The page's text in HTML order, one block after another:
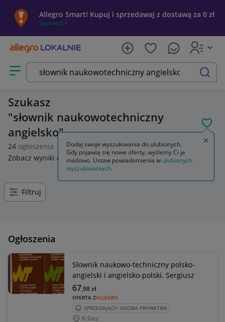
Allegro Smart! Kupuj i sprzedawaj z dostawą za 0 zł
Sprawdź »
Otwórz menu z kategoriami
szukaj
Szukasz
słownik naukowotechniczny
angielsko
24 ogłoszenia
Zobacz wyniki dlasłownik naukowo techniczny angielsko
Filtruj
Ogłoszenia
Słownik naukowo-techniczny polsko-
angielski i angielsko-polski. Sergiusz
OFERTA ZALLEGRO
67,98zł
SPRZEDAJĄCY: OSOBA PRYWATNA
N.sacz
Dodaj swoje wyszukiwania do ulubionych.
Gdy pojawią się nowe oferty, wyślemy Ci je
mailowo. Ustaw powiadomienia w ulubionych
wyszukiwaniach.